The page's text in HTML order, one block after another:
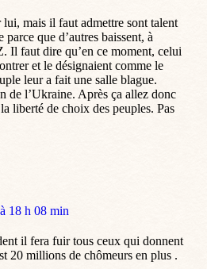
lui, mais il faut admettre sont talent
que d’autres baissent, à
Il faut dire qu’en ce moment, celui
et le désignaient comme le
leur a fait une salle blague.
de l’Ukraine. Après ça allez donc
liberté de choix des peuples. Pas
18 h 08 min
il fera fuir tous ceux qui donnent
20 millions de chômeurs en plus .